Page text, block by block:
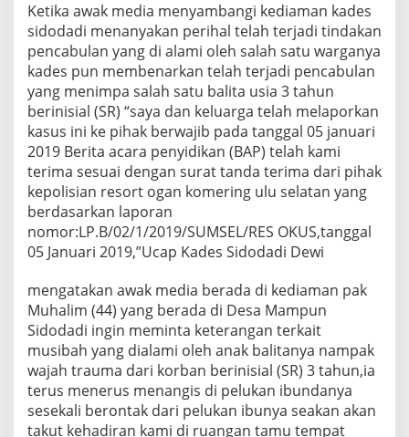
Ketika awak media menyambangi kediaman kades
sidodadi menanyakan perihal telah terjadi tindakan
pencabulan yang di alami oleh salah satu warganya
kades pun membenarkan telah terjadi pencabulan
yang menimpa salah satu balita usia 3 tahun
berinisial (SR) “saya dan keluarga telah melaporkan
kasus ini ke pihak berwajib pada tanggal 05 januari
2019 Berita acara penyidikan (BAP) telah kami
terima sesuai dengan surat tanda terima dari pihak
kepolisian resort ogan komering ulu selatan yang
berdasarkan laporan
nomor:LP.B/02/1/2019/SUMSEL/RES OKUS,tanggal
05 Januari 2019,”Ucap Kades Sidodadi Dewi
mengatakan awak media berada di kediaman pak
Muhalim (44) yang berada di Desa Mampun
Sidodadi ingin meminta keterangan terkait
musibah yang dialami oleh anak balitanya nampak
wajah trauma dari korban berinisial (SR) 3 tahun,ia
terus menerus menangis di pelukan ibundanya
sesekali berontak dari pelukan ibunya seakan akan
takut kehadiran kami di ruangan tamu tempat